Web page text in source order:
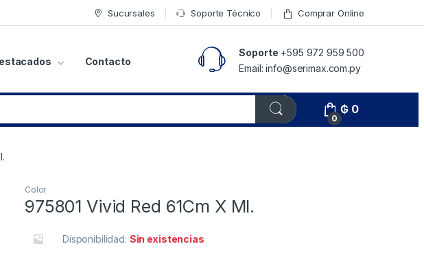
Sucursales Soporte Técnico Comprar Online
Contacto
Soporte +595 972 959 500
Email: info@serimax.com.py
0
₲ 0
Color
975801 Vivid Red 61Cm X Ml.
Disponibilidad: Sin existencias